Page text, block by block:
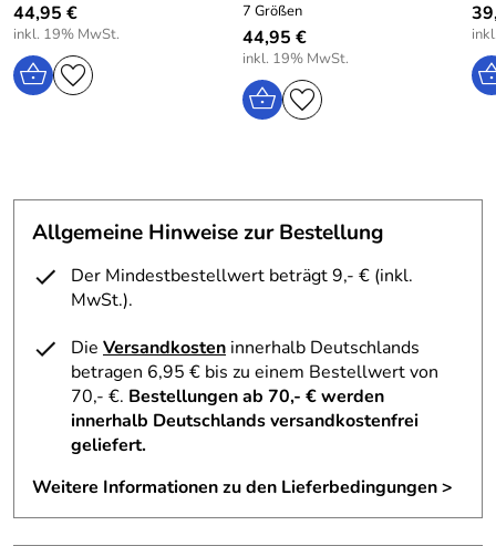
44,95 €
inkl. 19% MwSt.
7 Größen
44,95 €
inkl. 19% MwSt.
Allgemeine Hinweise zur Bestellung
Der Mindestbestellwert beträgt 9,- € (inkl.
MwSt.).
Die Versandkosten innerhalb Deutschlands
betragen 6,95 € bis zu einem Bestellwert von
70,- €. Bestellungen ab 70,- € werden
innerhalb Deutschlands versandkostenfrei
geliefert.
Weitere Informationen zu den Lieferbedingungen >